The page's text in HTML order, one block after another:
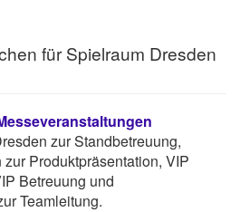
für Spielraum Dresden
zur Standbetreuung,
Produktpräsentation, VIP
Betreuung und
Teamleitung.